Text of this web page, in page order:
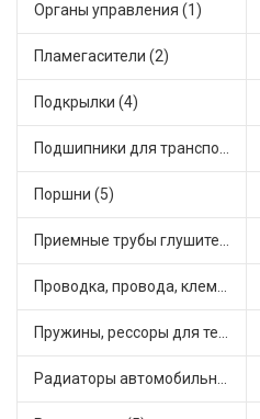
Органы управления (1)
Пламегасители (2)
Подкрылки (4)
Подшипники для транспорта (12)
Поршни (5)
Приемные трубы глушителя (7)
Проводка, провода, клеммы и разъемы (4)
Пружины, рессоры для техники (5)
Радиаторы автомобильные (9)